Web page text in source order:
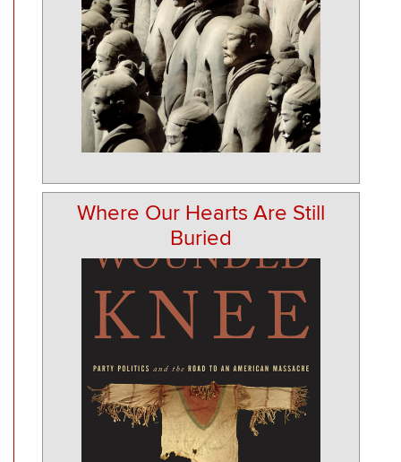
Where Our Hearts Are Still
Buried